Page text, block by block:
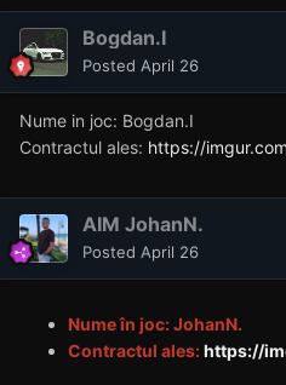
Bogdan.I
Posted April 26
Nume in joc: Bogdan.I
Contractul ales: https://
AIM JohanN.
Posted April 26
Nume în joc: JohanN.
Contractul ales:https://